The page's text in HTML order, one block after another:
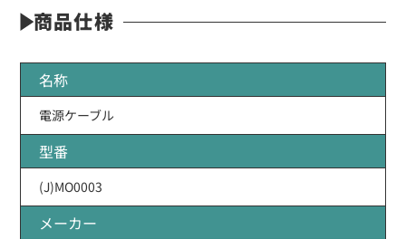
商品仕様
名称
電源ケーブル
型番
(J)MO0003
メーカー